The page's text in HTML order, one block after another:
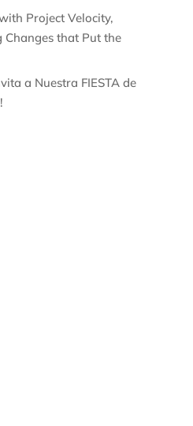
Project Velocity,
Changes that Put the
a Nuestra FIESTA de